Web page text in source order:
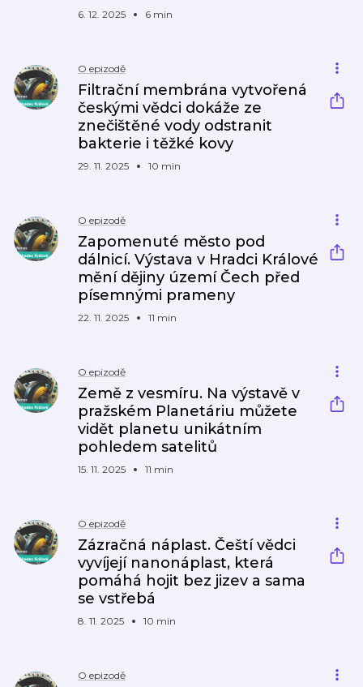
6. 12. 2025 6 min
O epizodě
Filtrační membrána vytvořená
českými vědci dokáže ze
znečištěné vody odstranit
bakterie i těžké kovy
29. 11. 2025 10 min
O epizodě
Zapomenuté město pod
dálnicí. Výstava v Hradci Králové
mění dějiny území Čech před
písemnými prameny
22. 11. 2025 11 min
O epizodě
Země z vesmíru. Na výstavě v
pražském Planetáriu můžete
vidět planetu unikátním
pohledem satelitů
15. 11. 2025 11 min
O epizodě
Zázračná náplast. Čeští vědci
vyvíjejí nanonáplast, která
pomáhá hojit bez jizev a sama
se vstřebá
8. 11. 2025 10 min
O epizodě